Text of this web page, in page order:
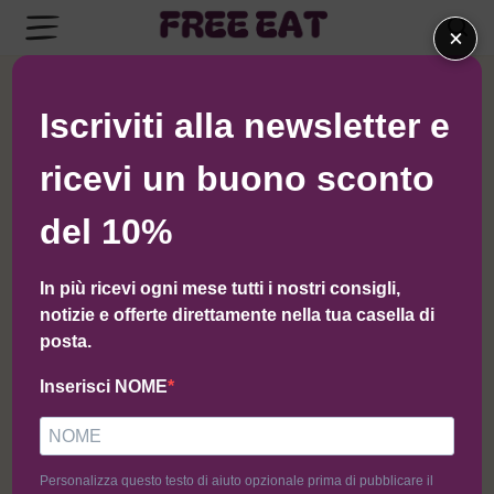
×
Iscriviti alla newsletter e
ricevi un buono sconto
del 10%
In più ricevi ogni mese tutti i nostri consigli,
notizie e offerte direttamente nella tua casella di
posta.
Inserisci NOME
Personalizza questo testo di aiuto opzionale prima di pubblicare il